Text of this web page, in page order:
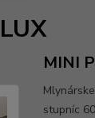
MINI
stupníc